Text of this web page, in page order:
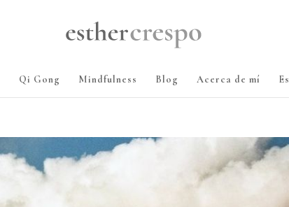
Qi Gong Mindfulness Blog Acerca de mí